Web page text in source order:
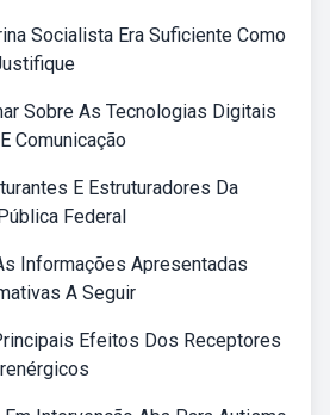
Socialista Era Suficiente Como
Sobre As Tecnologias Digitais
Comunicação
E Estruturadores Da
Federal
Informações Apresentadas
A Seguir
Efeitos Dos Receptores